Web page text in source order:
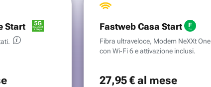
Start Fastweb Casa Start
Fibra ultraveloce, Modem NeXXt One
con Wi‑Fi 6 e attivazione inclusi.
27,95 €al mese